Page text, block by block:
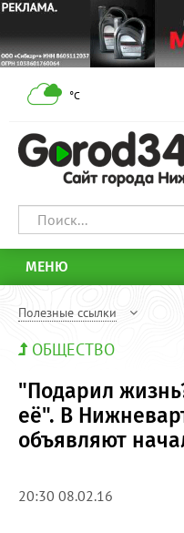
°С
МЕНЮ
Полезные ссылки
ОБЩЕСТВО
"Подарил
её". В
объявляют
20:30 08.02.16